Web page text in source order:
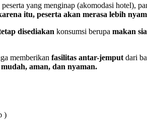
peserta yang menginap (akomodasi hotel),
itu, peserta akan merasa lebih
disediakan konsumsi berupa makan
memberikan fasilitas antar-jemput dari
aman, dan nyaman.
)